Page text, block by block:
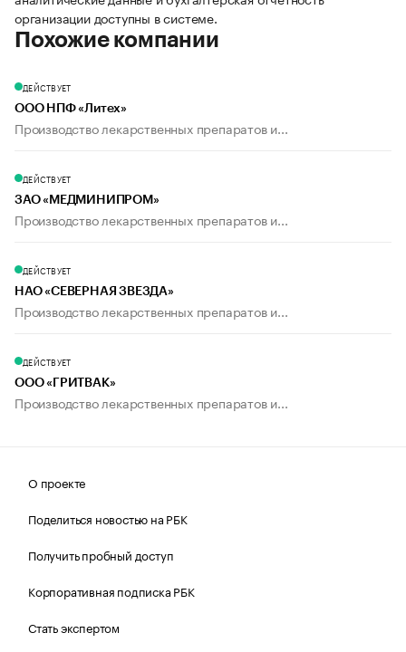
организации доступны в системе.
Похожие компании
ДЕЙСТВУЕТ
ООО НПФ «Литех»
Производство лекарственных препаратов и...
ДЕЙСТВУЕТ
ЗАО «МЕДМИНИПРОМ»
Производство лекарственных препаратов и...
ДЕЙСТВУЕТ
НАО «СЕВЕРНАЯ ЗВЕЗДА»
Производство лекарственных препаратов и...
ДЕЙСТВУЕТ
ООО «ГРИТВАК»
Производство лекарственных препаратов и...
О проекте
Поделиться новостью на РБК
Получить пробный доступ
Корпоративная подписка РБК
Стать экспертом